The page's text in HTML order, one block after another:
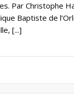
Par Christophe
Baptiste de
[...]